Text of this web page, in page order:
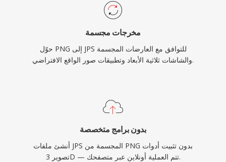
مخرجات مجسمة
حوّل PNG إلى JPS للتوافق مع العارضات المجسمة
والشاشات ثلاثية الأبعاد وتطبيقات صور الواقع الافتراضي.
بدون برامج متخصصة
أنشئ ملفات JPS المجسمة من PNG بدون تثبيت أدوات
تصوير 3D — تتم العملية أونلاين عبر متصفحك.